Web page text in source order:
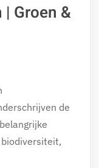
Groen &
de